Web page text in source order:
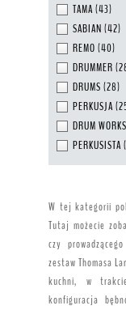
TAMA (43)
SABIAN (42)
REMO (40)
DRUMMER
DRUMS (28)
PERKUSJA
DRUM
PERKUSISTA
W tej kategorii
Tutaj możecie
czy
zestaw Thomasa
kuchni, w
konfiguracja